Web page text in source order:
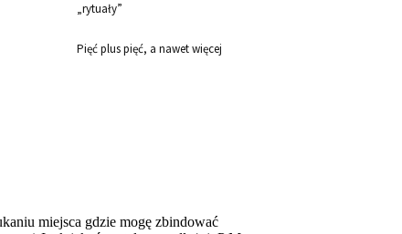
„rytuały”
Pięć plus pięć, a nawet więcej